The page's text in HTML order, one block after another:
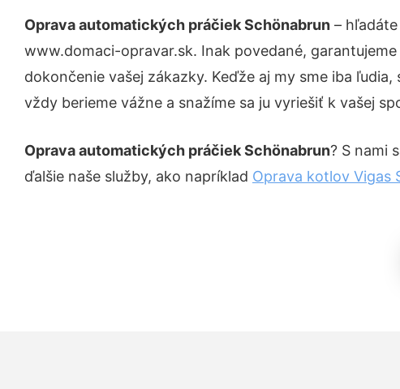
Oprava automatických práčiek Schönabrun –
www.domaci-opravar.sk. Inak povedané,
dokončenie vašej zákazky. Keďže aj my sme iba
vždy berieme vážne a snažíme sa ju vyriešiť k vašej
Oprava automatických práčiek Schönabrun? S nami
ďalšie naše služby, ako napríklad Oprava kotlov Vigas